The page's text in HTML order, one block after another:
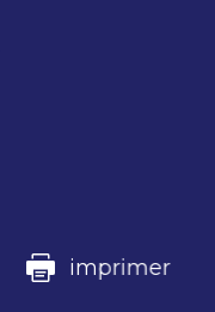
imprimer